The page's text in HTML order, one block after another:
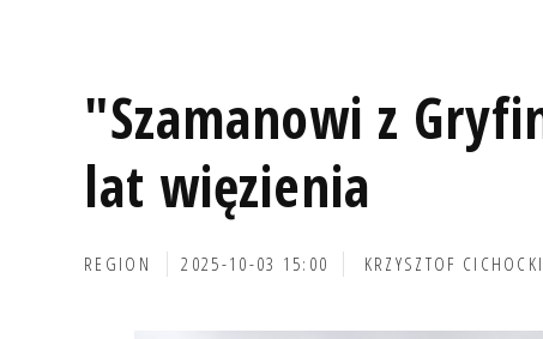
"Szamanowi z
lat więzienia
REGION 2025-10-03 15:00 KRZYSZTOF CICHOCKI